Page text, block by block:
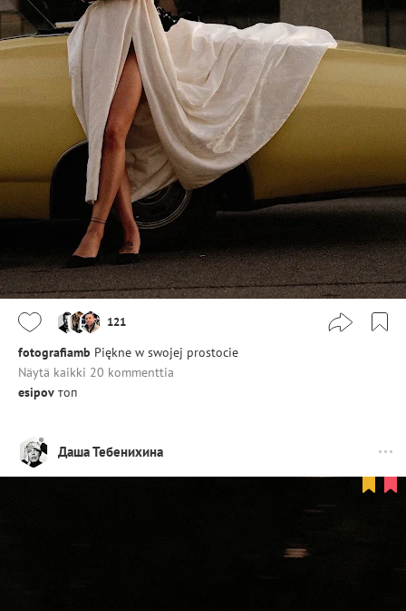
121
fotografiamb Piękne w swojej prostocie
Näytä kaikki 20 kommenttia
esipov топ
Даша Тебенихина